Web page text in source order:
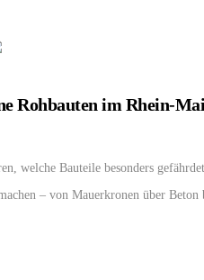
Rohbauten im Rhein-
welche Bauteile besonders
– von Mauerkronen über Beton